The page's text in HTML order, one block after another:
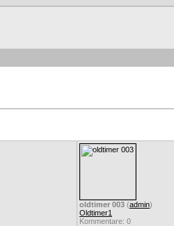
oldtimer 003 (admin)
Oldtimer1
Kommentare: 0